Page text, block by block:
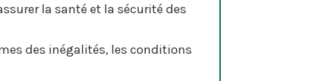
la santé et la sécurité des
des inégalités, les conditions